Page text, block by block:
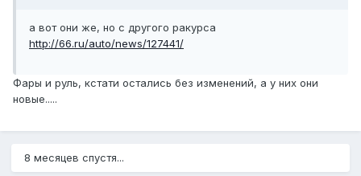
а вот они же, но с другого ракурса
http://66.ru/auto/news/127441/
Фары и руль, кстати остались без изменений, а у них они
новые.....
8 месяцев спустя...